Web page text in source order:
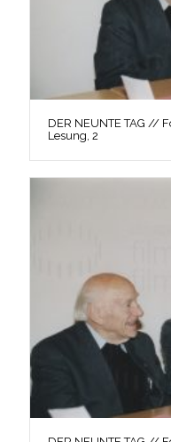
DER NEUNTE TAG //
Lesung, 2